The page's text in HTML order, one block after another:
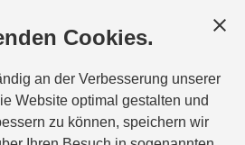
Cookies.
an der Verbesserung unserer
Website optimal gestalten und
zu können, speichern wir
E.K.